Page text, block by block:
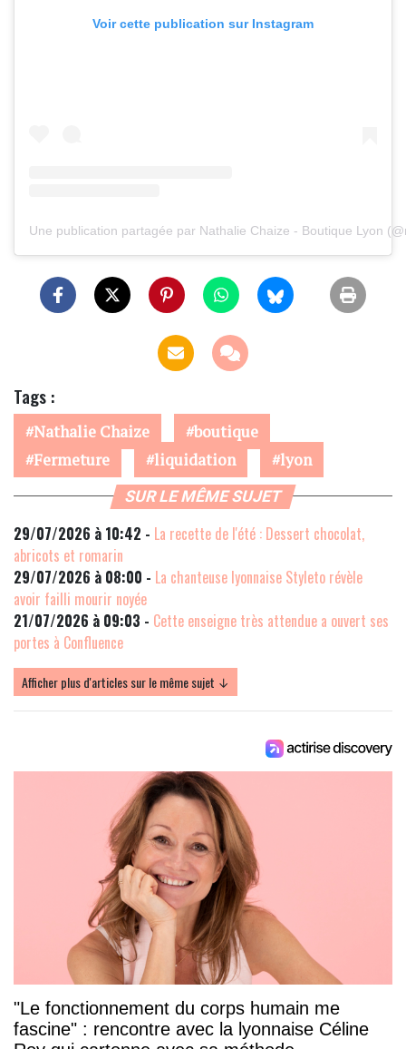
Voir cette publication sur Instagram
Une publication partagée par Nathalie Chaize - Boutique Lyon
Tags :
Nathalie Chaize
boutique
Fermeture
liquidation lyon
SUR LE MÊME SUJET
29/07/2026 à 10:42 - La recette de l'été : Dessert chocolat,
abricots et romarin
29/07/2026 à 08:00 - La chanteuse lyonnaise Styleto révèle
avoir failli mourir noyée
21/07/2026 à 09:03 - Cette enseigne très attendue a ouvert ses
portes à Confluence
Afficher plus d'articles sur le même sujet ↓
"Le fonctionnement du corps humain me
fascine" : rencontre avec la lyonnaise Céline